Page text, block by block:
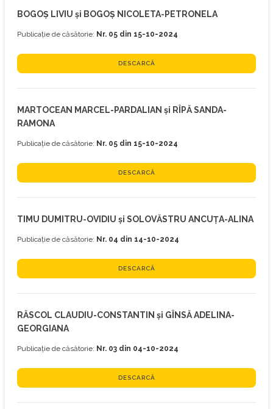
BOGOȘ LIVIU și BOGOȘ NICOLETA-PETRONELA
Publicație de căsătorie: Nr. 05 din 15-10-2024
DESCARCĂ
MARTOCEAN MARCEL-PARDALIAN și RÎPĂ SANDA-
RAMONA
Publicație de căsătorie: Nr. 05 din 15-10-2024
DESCARCĂ
TIMU DUMITRU-OVIDIU și SOLOVĂSTRU ANCUȚA-ALINA
Publicație de căsătorie: Nr. 04 din 14-10-2024
DESCARCĂ
RĂSCOL CLAUDIU-CONSTANTIN și GÎNSĂ ADELINA-
GEORGIANA
Publicație de căsătorie: Nr. 03 din 04-10-2024
DESCARCĂ